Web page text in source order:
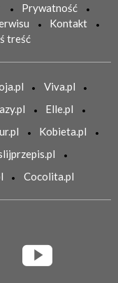
Prywatność
Kontakt
treść
Viva.pl
Elle.pl
Kobieta.pl
Cocolita.pl